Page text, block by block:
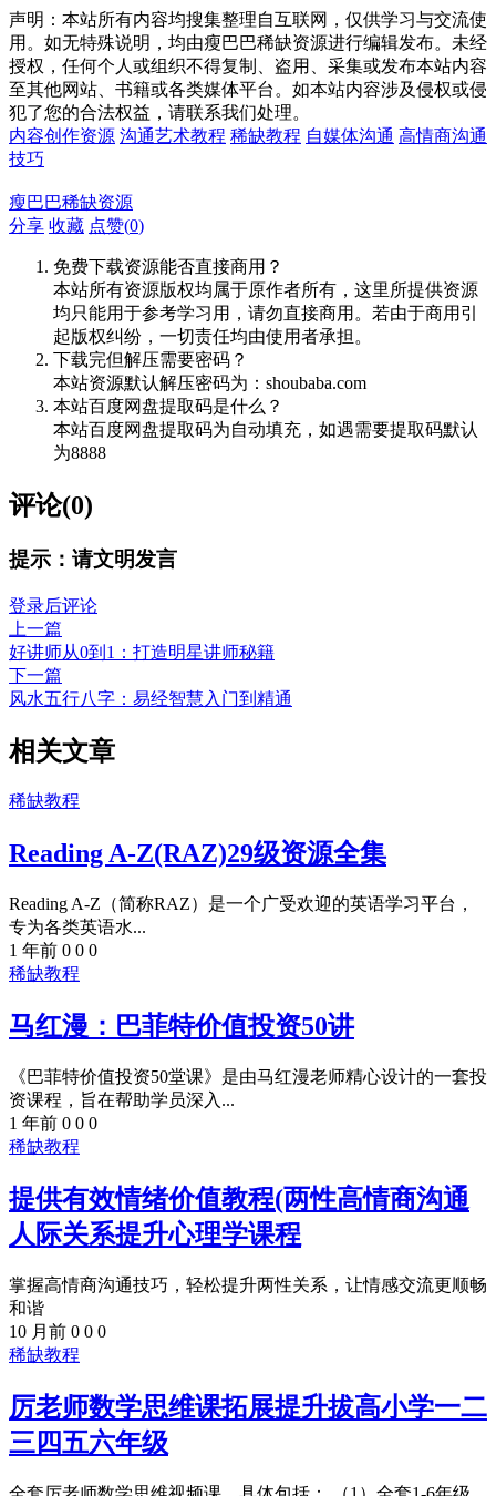
声明：本站所有内容均搜集整理自互联网，仅供学习与交流使
用。如无特殊说明，均由瘦巴巴稀缺资源进行编辑发布。未经
授权，任何个人或组织不得复制、盗用、采集或发布本站内容
至其他网站、书籍或各类媒体平台。如本站内容涉及侵权或侵
犯了您的合法权益，请联系我们处理。
内容创作资源 沟通艺术教程 稀缺教程 自媒体沟通 高情商沟通
技巧
瘦巴巴稀缺资源
分享 收藏 点赞(0)
免费下载资源能否直接商用？
本站所有资源版权均属于原作者所有，这里所提供资源
均只能用于参考学习用，请勿直接商用。若由于商用引
起版权纠纷，一切责任均由使用者承担。
下载完但解压需要密码？
本站资源默认解压密码为：shoubaba.com
本站百度网盘提取码是什么？
本站百度网盘提取码为自动填充，如遇需要提取码默认
为8888
评论(0)
提示：请文明发言
登录后评论
上一篇
好讲师从0到1：打造明星讲师秘籍
下一篇
风水五行八字：易经智慧入门到精通
相关文章
稀缺教程
Reading A-Z(RAZ)29级资源全集
Reading A-Z（简称RAZ）是一个广受欢迎的英语学习平台，
专为各类英语水...
1 年前 0 0 0
稀缺教程
马红漫：巴菲特价值投资50讲
《巴菲特价值投资50堂课》是由马红漫老师精心设计的一套投
资课程，旨在帮助学员深入...
1 年前 0 0 0
稀缺教程
提供有效情绪价值教程(两性高情商沟通
人际关系提升心理学课程
掌握高情商沟通技巧，轻松提升两性关系，让情感交流更顺畅
和谐
10 月前 0 0 0
稀缺教程
厉老师数学思维课拓展提升拔高小学一二
三四五六年级